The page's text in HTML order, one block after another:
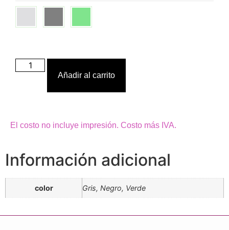
Añadir al carrito
El costo no incluye impresión. Costo más IVA.
Información adicional
color Gris, Negro, Verde